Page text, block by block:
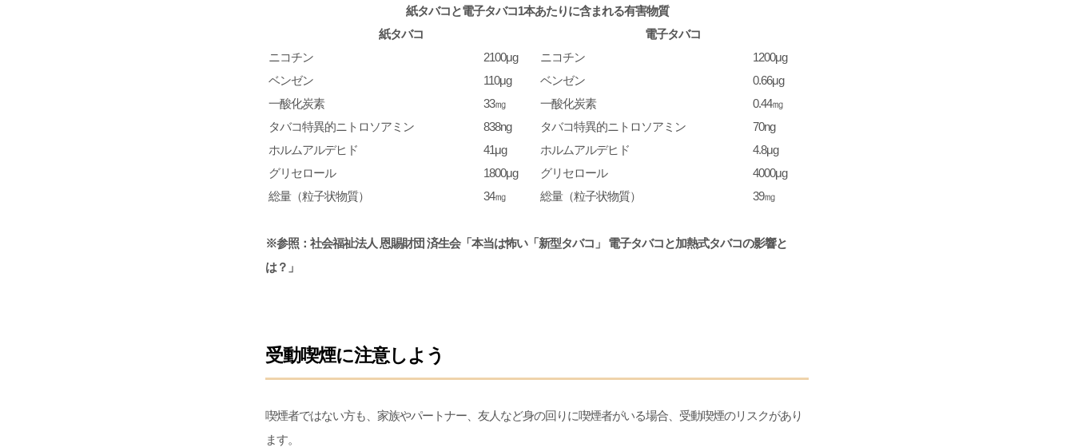
紙タバコと電子タバコ1本あたりに含まれる有害物質
紙タバコ
電子タバコ
ニコチン
2100μg ニコチン
1200μg
ベンゼン
110μg ベンゼン
0.66μg
一酸化炭素
33㎎ 一酸化炭素
0.44㎎
タバコ特異的ニトロソアミン
838ng タバコ特異的ニトロソアミン
70ng
ホルムアルデヒド
41μg ホルムアルデヒド
4.8μg
グリセロール
1800μg グリセロール
4000μg
総量（粒子状物質）
34㎎ 総量（粒子状物質） 39㎎
※参照： 社会福祉法人 恩賜財団 済生会「本当は怖い「新型タバコ」 電子タバコと加熱式タバコの影響と
は？」
受動喫煙に注意しよう
喫煙者ではない方も、家族やパートナー、友人など身の回りに喫煙者がいる場合、受動喫煙のリスクがあり
ます。